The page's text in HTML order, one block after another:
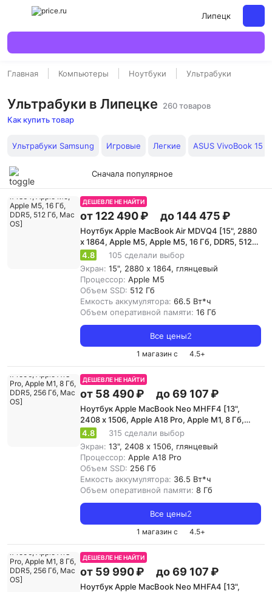
Липецк
Главная Компьютеры Ноутбуки Ультрабуки
Ультрабуки в Липецке
260 товаров
Как купить товар
Ультрабуки Samsung Игровые Легкие ASUS VivoBook 15
Сначала популярное
ДЕШЕВЛЕ НЕ НАЙТИ
от 122 490 ₽ до 144 475 ₽
Ноутбук Apple MacBook Air MDVQ4 [15", 2880
x 1864, Apple M5, Apple M5, 16 Гб, DDR5, 512
Гб, Mac OS]
4.8
105 сделали выбор
Экран: 15", 2880 x 1864, глянцевый
Процессор: Apple M5
Объем SSD: 512 Гб
Емкость аккумулятора: 66.5 Вт*ч
Объем оперативной памяти: 16 Гб
Все цены2
1 магазин с 4.5+
ДЕШЕВЛЕ НЕ НАЙТИ
от 58 490 ₽ до 69 107 ₽
Ноутбук Apple MacBook Neo MHFF4 [13",
2408 x 1506, Apple A18 Pro, Apple M1, 8 Гб,
DDR5, 256 Гб, Mac OS]
4.8
315 сделали выбор
Экран: 13", 2408 x 1506, глянцевый
Процессор: Apple A18 Pro
Объем SSD: 256 Гб
Емкость аккумулятора: 36.5 Вт*ч
Объем оперативной памяти: 8 Гб
Все цены2
1 магазин с 4.5+
ДЕШЕВЛЕ НЕ НАЙТИ
от 59 990 ₽ до 69 107 ₽
Ноутбук Apple MacBook Neo MHFA4 [13",